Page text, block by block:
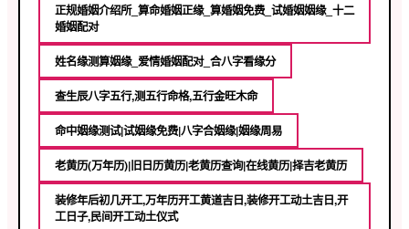
正规婚姻介绍所_算命婚姻正缘_算婚姻免费_试婚姻姻缘_十二
婚姻配对
姓名缘测算姻缘_爱情婚姻配对_合八字看缘分
查生辰八字五行,测五行命格,五行金旺木命
命中姻缘测试|试姻缘免费|八字合姻缘|姻缘周易
老黄历(万年历)|旧日历黄历|老黄历查询|在线黄历|择吉老黄历
装修年后初几开工,万年历开工黄道吉日,装修开工动土吉日,开
工日子,民间开工动土仪式